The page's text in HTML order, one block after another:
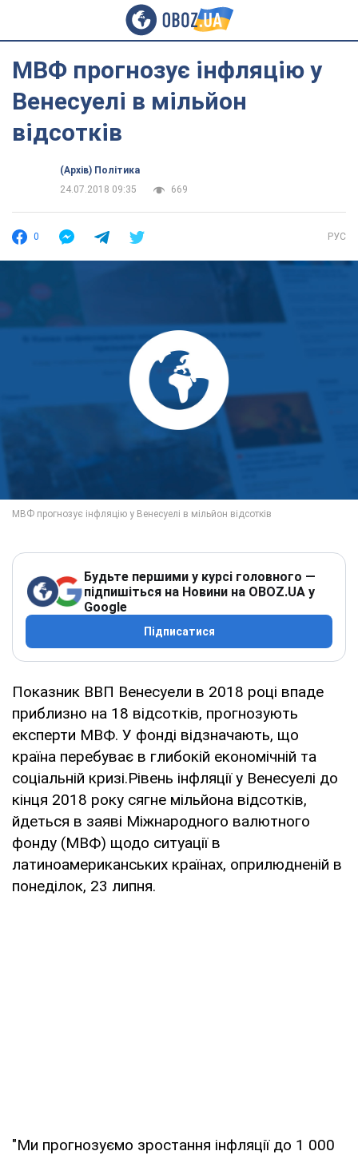
МВФ прогнозує інфляцію у
Венесуелі в мільйон
відсотків
(Архів) Політика
24.07.2018 09:35
669
0 РУС
Будьте першими у курсі головного —
підпишіться на Новини на OBOZ.UA у
Google
Підписатися
Показник ВВП Венесуели в 2018 році впаде
приблизно на 18 відсотків, прогнозують
експерти МВФ. У фонді відзначають, що
країна перебуває в глибокій економічній та
соціальній кризі.Рівень інфляції у Венесуелі до
кінця 2018 року сягне мільйона відсотків,
йдеться в заяві Міжнародного валютного
фонду (МВФ) щодо ситуації в
латиноамериканських країнах, оприлюдненій в
понеділок, 23 липня.
"Ми прогнозуємо зростання інфляції до 1 000